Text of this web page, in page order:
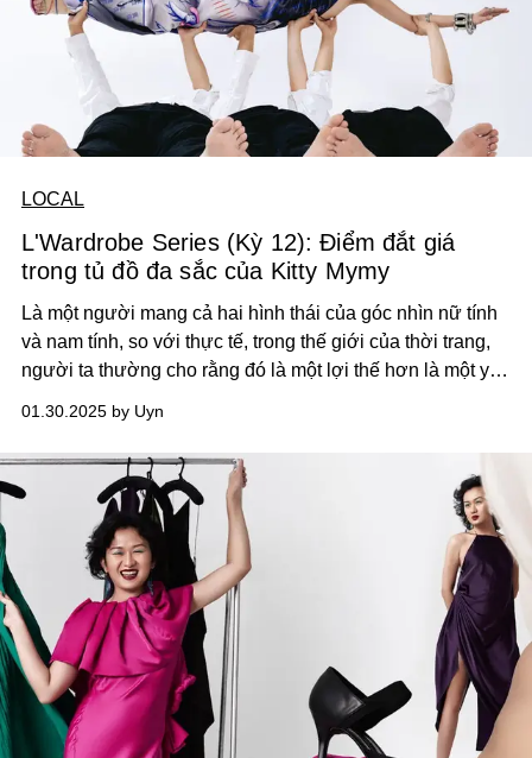
LOCAL
L'Wardrobe Series (Kỳ 12): Điểm đắt giá
trong tủ đồ đa sắc của Kitty Mymy
Là một người mang cả hai hình thái của góc nhìn nữ tính
và nam tính, so với thực tế, trong thế giới của thời trang,
người ta thường cho rằng đó là một lợi thế hơn là một yếu
01.30.2025 by Uyn